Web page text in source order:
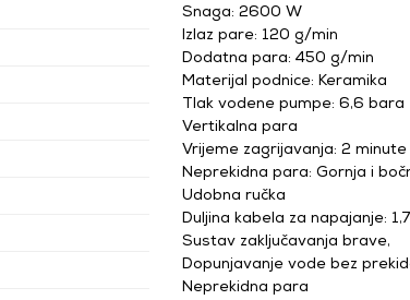
Snaga: 2600 W
Izlaz pare: 120 g/min
Dodatna para: 450 g/min
Materijal podnice: Keramika
Tlak vodene pumpe: 6,6 bara
Vertikalna para
Vrijeme zagrijavanja: 2 minute
Neprekidna para: Gornja i
Udobna ručka
Duljina kabela za napajanje:
Sustav zaključavanja brave,
Dopunjavanje vode bez
Neprekidna para